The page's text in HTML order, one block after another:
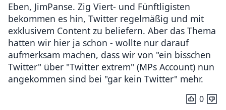
Eben, JimPanse. Zig Viert- und Fünftligisten
bekommen es hin, Twitter regelmäßig und mit
exklusivem Content zu beliefern. Aber das Thema
hatten wir hier ja schon - wollte nur darauf
aufmerksam machen, dass wir von "ein bisschen
Twitter" über "Twitter extrem" (MPs Account) nun
angekommen sind bei "gar kein Twitter" mehr.
0